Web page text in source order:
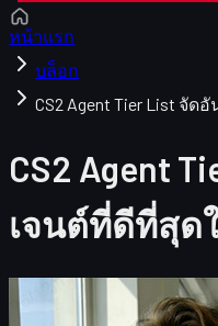
หน้าแรก
บล็อก
CS2 Agent Tier List จัด
CS2 Agent
เจนต์ที่ดีที่สุด